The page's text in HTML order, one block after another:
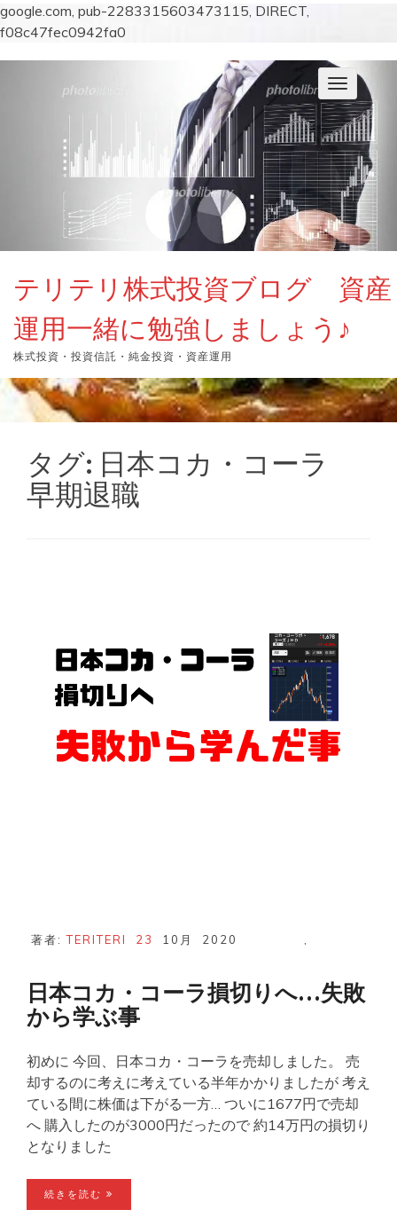
google.com, pub-2283315603473115, DIRECT,
f08c47fec0942fa0
ナ
ビ
ゲ
ー
シ
ョ
ン
を
切
り
替
テリテリ株式投資ブログ 資産
運用一緒に勉強しましょう♪
株式投資・投資信託・純金投資・資産運用
タグ: 日本コカ・コーラ
早期退職
著者:TERITERI 23 10月 2020
日本コカ・コーラ損切りへ…失敗
から学ぶ事
初めに 今回、日本コカ・コーラを売却しました。 売
却するのに考えに考えている半年かかりましたが 考え
ている間に株価は下がる一方… ついに1677円で売却
へ 購入したのが3000円だったので 約14万円の損切り
となりました
続きを読む